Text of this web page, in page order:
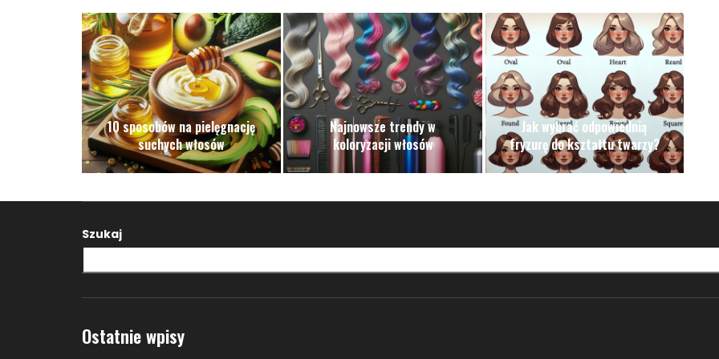
10 sposobów na pielęgnację
suchych włosów
Najnowsze trendy w
koloryzacji włosów
Jak wybrać odpowiednią
fryzurę do kształtu twarzy?
Szukaj
Ostatnie wpisy